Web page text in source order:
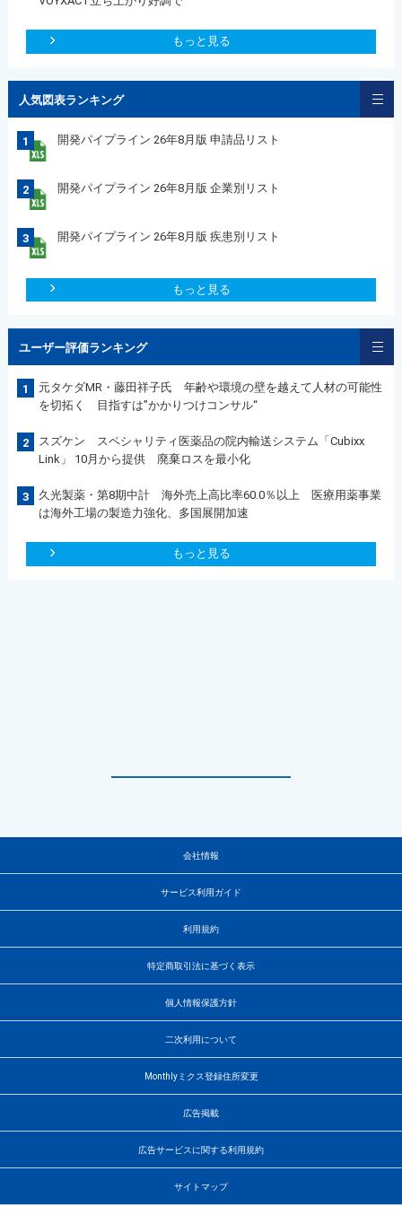
もっと見る
人気図表ランキング
1 開発パイプライン 26年8月版 申請品リスト
2 開発パイプライン 26年8月版 企業別リスト
3 開発パイプライン 26年8月版 疾患別リスト
もっと見る
ユーザー評価ランキング
1
元タケダMR・藤田祥子氏 年齢や環境の壁を越えて人材の可能性
を切拓く 目指すは”かかりつけコンサル“
2
スズケン スペシャリティ医薬品の院内輸送システム「Cubixx
Link」 10月から提供 廃棄ロスを最小化
3
久光製薬・第8期中計 海外売上高比率60.0％以上 医療用薬事業
は海外工場の製造力強化、多国展開加速
もっと見る
会社情報
サービス利用ガイド
利用規約
特定商取引法に基づく表示
個人情報保護方針
二次利用について
Monthlyミクス登録住所変更
広告掲載
広告サービスに関する利用規約
サイトマップ